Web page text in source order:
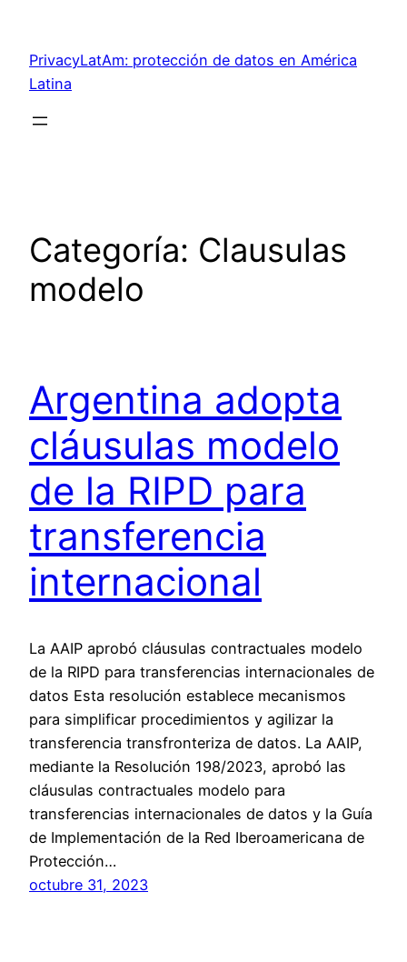
contenido
PrivacyLatAm: protección de datos en América
Latina
Categoría: Clausulas
modelo
Argentina adopta
cláusulas modelo
de la RIPD para
transferencia
internacional
La AAIP aprobó cláusulas contractuales modelo
de la RIPD para transferencias internacionales de
datos Esta resolución establece mecanismos
para simplificar procedimientos y agilizar la
transferencia transfronteriza de datos. La AAIP,
mediante la Resolución 198/2023, aprobó las
cláusulas contractuales modelo para
transferencias internacionales de datos y la Guía
de Implementación de la Red Iberoamericana de
Protección…
octubre 31, 2023